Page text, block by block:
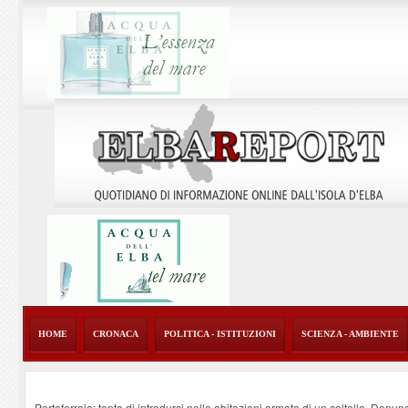
HOME CRONACA POLITICA - ISTITUZIONI SCIENZA - AMBIENTE